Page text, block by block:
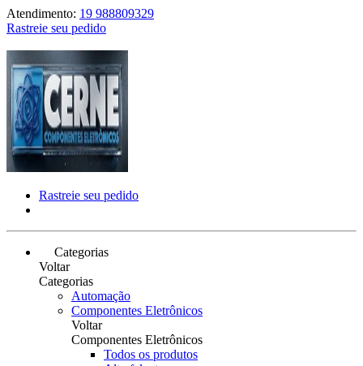
Atendimento: 19 988809329
Rastreie seu pedido
Rastreie seu pedido
Categorias
Voltar
Categorias
Automação
Componentes Eletrônicos
Voltar
Componentes Eletrônicos
Todos os produtos